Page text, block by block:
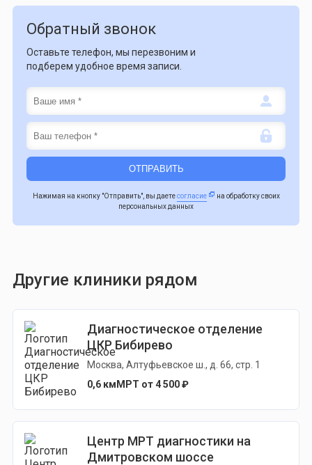
Обратный звонок
Оставьте телефон, мы перезвоним и
подберем удобное время записи.
Нажимая на кнопку "Отправить", вы даетесогласие
на обработку своих
персональных данных
Другие клиники рядом
Диагностическое отделение
ЦКР Бибирево
Москва, Алтуфьевское ш., д. 66, стр. 1
0,6 км МРТ от 4 500 ₽
Центр МРТ диагностики на
Дмитровском шоссе